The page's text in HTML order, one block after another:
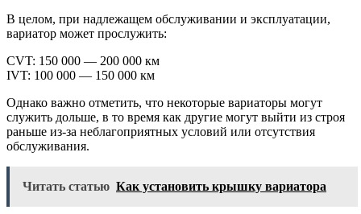
В целом, при надлежащем обслуживании и эксплуатации,
вариатор может прослужить:
CVT: 150 000 — 200 000 км
IVT: 100 000 — 150 000 км
Однако важно отметить, что некоторые вариаторы могут
служить дольше, в то время как другие могут выйти из строя
раньше из-за неблагоприятных условий или отсутствия
обслуживания.
Читать статью Как установить крышку вариатора